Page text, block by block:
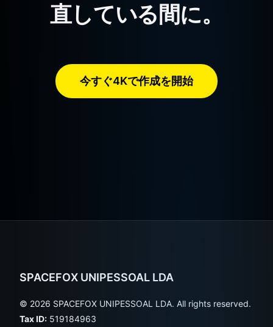
直している間に。
今すぐ4Kで作成を開始
SPACEFOX UNIPESSOAL LDA
© 2026 SPACEFOX UNIPESSOAL LDA. All rights reserved.
Tax ID: 519184963